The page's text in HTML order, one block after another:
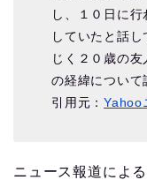
し、１０日に
していたと話
じく２０歳の
の経緯について
引用元：Yahoo
ニュース報道によ